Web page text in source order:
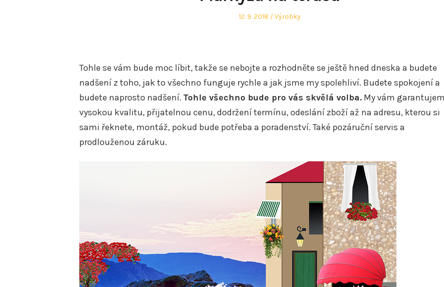
Posted
12. 9. 2018
Posted
Výrobky
Tohle se vám bude moc líbit, takže se nebojte a rozhodněte se ještě hned dneska a budete
nadšení z toho, jak to všechno funguje rychle a jak jsme my spolehliví. Budete spokojení a
budete naprosto nadšení. Tohle všechno bude pro vás skvělá volba. My vám
vysokou kvalitu, přijatelnou cenu, dodržení termínu, odeslání zboží až na adresu, kterou si
sami řeknete, montáž, pokud bude potřeba a poradenství. Také pozáruční servis a
prodlouženou záruku.